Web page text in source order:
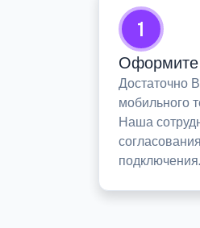
1
Оформите
Достаточно
мобильного
Наша
подключения.